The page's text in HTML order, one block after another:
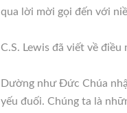
qua lời mời gọi đến với
C.S. Lewis đã viết về
Dường như Đức Chúa
yếu đuối. Chúng ta là